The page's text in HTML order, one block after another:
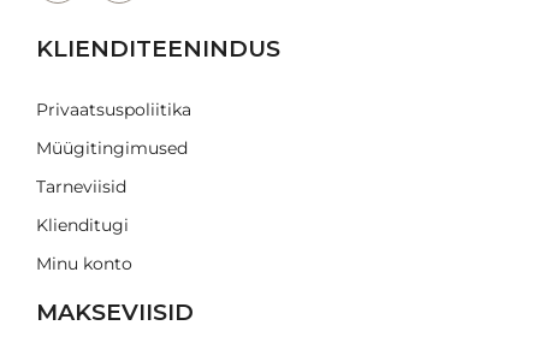
KLIENDITEENINDUS
Privaatsuspoliitika
Müügitingimused
Tarneviisid
Klienditugi
Minu konto
MAKSEVIISID